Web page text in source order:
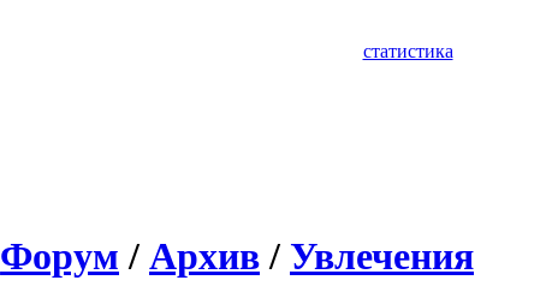
статистика
Форум / Архив / Увлечения